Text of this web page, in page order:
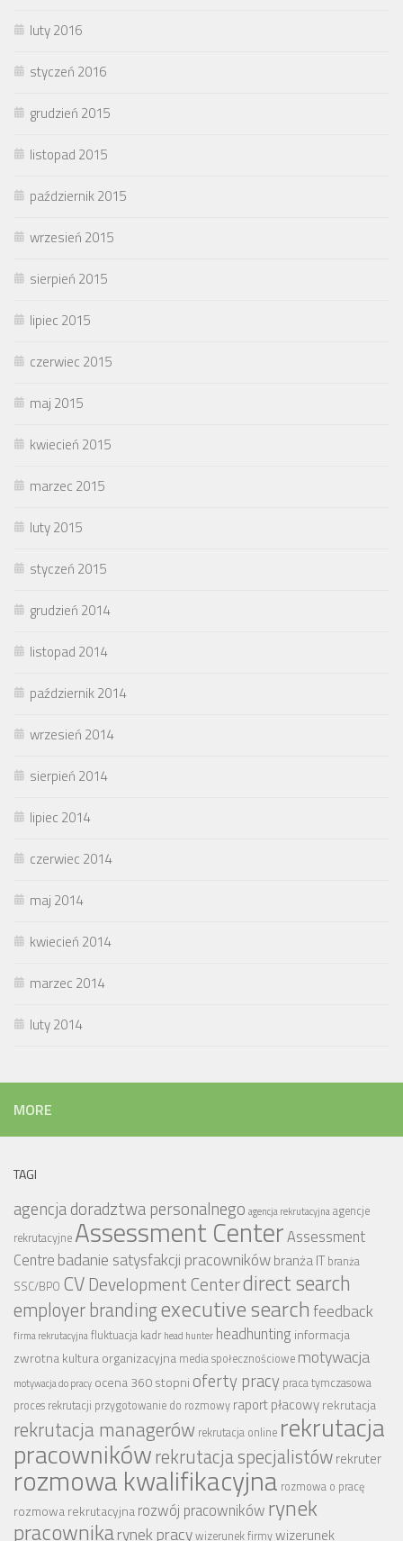
luty 2016
styczeń 2016
grudzień 2015
listopad 2015
październik 2015
wrzesień 2015
sierpień 2015
lipiec 2015
czerwiec 2015
maj 2015
kwiecień 2015
marzec 2015
luty 2015
styczeń 2015
grudzień 2014
listopad 2014
październik 2014
wrzesień 2014
sierpień 2014
lipiec 2014
czerwiec 2014
maj 2014
kwiecień 2014
marzec 2014
luty 2014
MORE
TAGI
agencja doradztwa personalnego agencja rekrutacyjnaagencje
rekrutacyjne Assessment CenterAssessment
Centre badanie satysfakcji pracownikówbranża IT branża
SSC/BPO CV Development Centerdirect search
employer brandingexecutive searchfeedback
firma rekrutacyjnafluktuacja kadr head hunter headhunting informacja
zwrotnakultura organizacyjna media społecznościowe motywacja
motywacja do pracy ocena 360 stopni oferty pracy praca tymczasowa
proces rekrutacji przygotowanie do rozmowy raport płacowyrekrutacja
rekrutacja managerów rekrutacja online rekrutacja
pracownikówrekrutacja specjalistówrekruter
rozmowa kwalifikacyjna rozmowa o pracę
rozmowa rekrutacyjnarozwój pracowników rynek
pracownikarynek pracywizerunek firmywizerunek